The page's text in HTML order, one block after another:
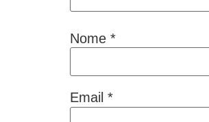
Nome *
Email *